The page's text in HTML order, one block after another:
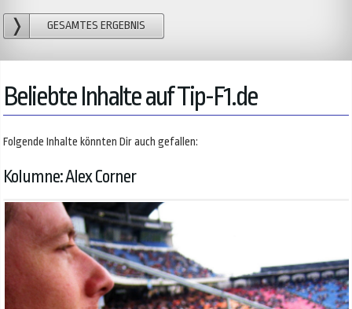
GESAMTES ERGEBNIS
Beliebte Inhalte auf Tip-F1.de
Folgende Inhalte könnten Dir auch gefallen:
Kolumne: Alex Corner